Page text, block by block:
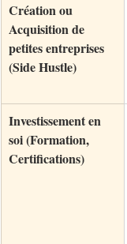
Création ou
Acquisition de
petites entreprises
(Side Hustle)
Investissement en
soi (Formation,
Certifications)